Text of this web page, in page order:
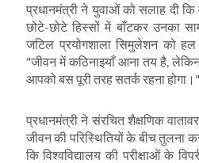
प्रधानमंत्री ने युवाओं को सलाह दी कि
छोटे-छोटे हिस्सों में बाँटकर उनका
जटिल प्रयोगशाला सिमुलेशन को
"जीवन में कठिनाइयाँ आना तय है,
आपको बस पूरी तरह सतर्क रहना होगा।"
प्रधानमंत्री ने संरचित शैक्षणिक
जीवन की परिस्थितियों के बीच तुलना
कि विश्वविद्यालय की परीक्षाओं के